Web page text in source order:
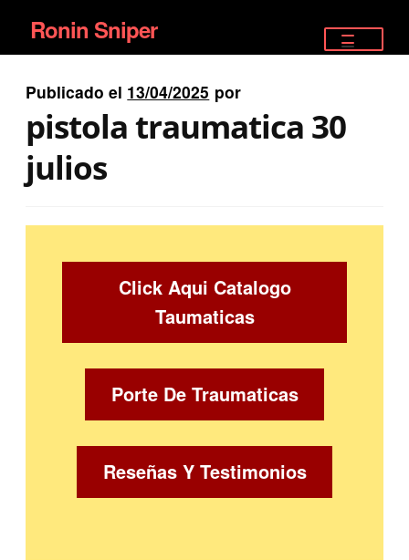
Ir
a
la
navegación
Ir
al
contenido
Ronin Sniper
EQUIPAMIENTO ÉLITE
PISTOLAS
Publicado el 13/04/2025 por
pistola traumatica 30
julios
Click Aqui Catalogo
Taumaticas
Porte De Traumaticas
Reseñas Y Testimonios